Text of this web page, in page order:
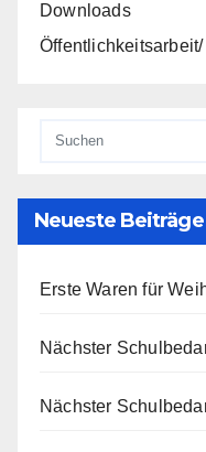
Downloads
Öffentlichkeitsarbeit/
Neueste Beiträge
Erste Waren für
Nächster
Nächster